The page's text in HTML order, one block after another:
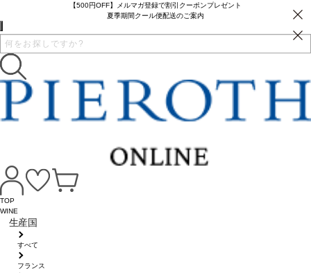
【500円OFF】メルマガ登録で割引クーポンプレゼント
夏季期間クール便配送のご案内
TOP
WINE
生産国
すべて
フランス